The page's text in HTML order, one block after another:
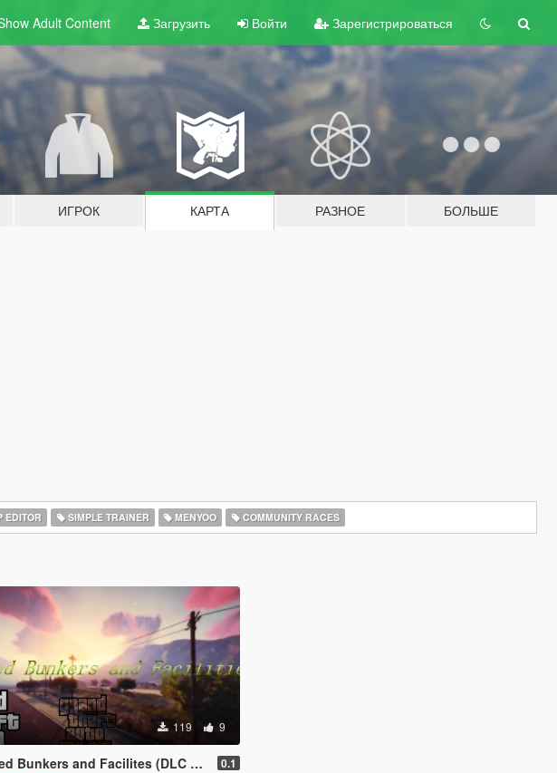
AdultContent Загрузить Войти Зарегистрироваться
ИГРОК КАРТА РАЗНОЕ БОЛЬШЕ
EDITOR SIMPLE TRAINER MENYOO COMMUNITY RACES
119 9
Bunkers and Facilites (DLC add-on) 0.1